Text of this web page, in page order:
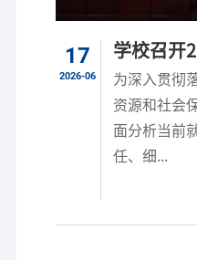
17
2026-06
学校召开
工作推进会
为深入贯彻
资源和社会
面分析当前
任、细...